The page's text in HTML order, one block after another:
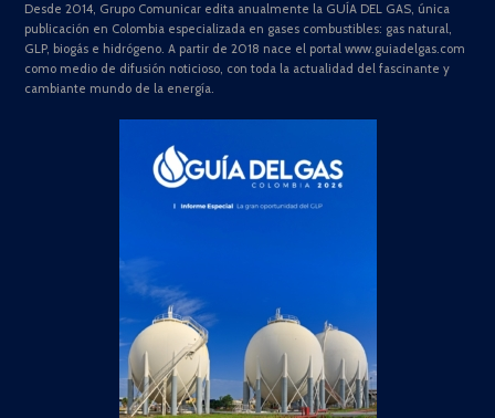
Desde 2014, Grupo Comunicar edita anualmente la GUÍA DEL GAS, única
publicación en Colombia especializada en gases combustibles: gas natural,
GLP, biogás e hidrógeno. A partir de 2018 nace el portal www.guiadelgas.com
como medio de difusión noticioso, con toda la actualidad del fascinante y
cambiante mundo de la energía.